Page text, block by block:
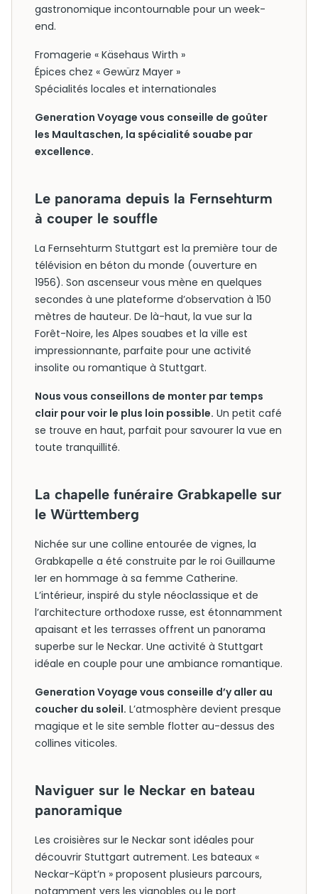
gastronomique incontournable pour un week-
end.
Fromagerie « Käsehaus Wirth »
Épices chez « Gewürz Mayer »
Spécialités locales et internationales
Generation Voyage vous conseille de goûter
les Maultaschen, la spécialité souabe par
excellence.
Le panorama depuis la Fernsehturm
à couper le souffle
La Fernsehturm Stuttgart est la première tour de
télévision en béton du monde (ouverture en
1956). Son ascenseur vous mène en quelques
secondes à une plateforme d’observation à 150
mètres de hauteur. De là-haut, la vue sur la
Forêt-Noire, les Alpes souabes et la ville est
impressionnante, parfaite pour une activité
insolite ou romantique à Stuttgart.
Nous vous conseillons de monter par temps
clair pour voir le plus loin possible. Un petit café
se trouve en haut, parfait pour savourer la vue en
toute tranquillité.
La chapelle funéraire Grabkapelle sur
le Württemberg
Nichée sur une colline entourée de vignes, la
Grabkapelle a été construite par le roi Guillaume
Ier en hommage à sa femme Catherine.
L’intérieur, inspiré du style néoclassique et de
l’architecture orthodoxe russe, est étonnamment
apaisant et les terrasses offrent un panorama
superbe sur le Neckar. Une activité à Stuttgart
idéale en couple pour une ambiance romantique.
Generation Voyage vous conseille d’y aller au
coucher du soleil. L’atmosphère devient presque
magique et le site semble flotter au-dessus des
collines viticoles.
Naviguer sur le Neckar en bateau
panoramique
Les croisières sur le Neckar sont idéales pour
découvrir Stuttgart autrement. Les bateaux «
Neckar-Käpt’n » proposent plusieurs parcours,
notamment vers les vignobles ou le port